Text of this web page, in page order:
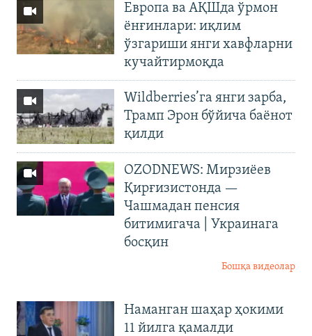
Европа ва АҚШда ўрмон
ёнғинлари: иқлим
ўзгариши янги хавфларни
кучайтирмоқда
Wildberries’га янги зарба,
Трамп Эрон бўйича баёнот
қилди
OZODNEWS: Мирзиёев
Қирғизистонда —
Чашмадан пенсия
битимигача | Украинага
босқин
Бошқа видеолар
Наманган шаҳар ҳокими
11 йилга қамалди